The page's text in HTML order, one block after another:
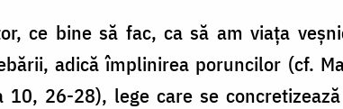
ce bine să fac, ca să am viața
adică împlinirea poruncilor (cf.
26-28), lege care se